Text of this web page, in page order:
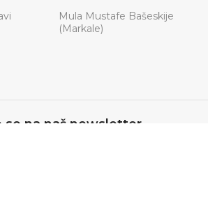
Mula Mustafe Bašeskije
(Markale)
se na naš newsletter